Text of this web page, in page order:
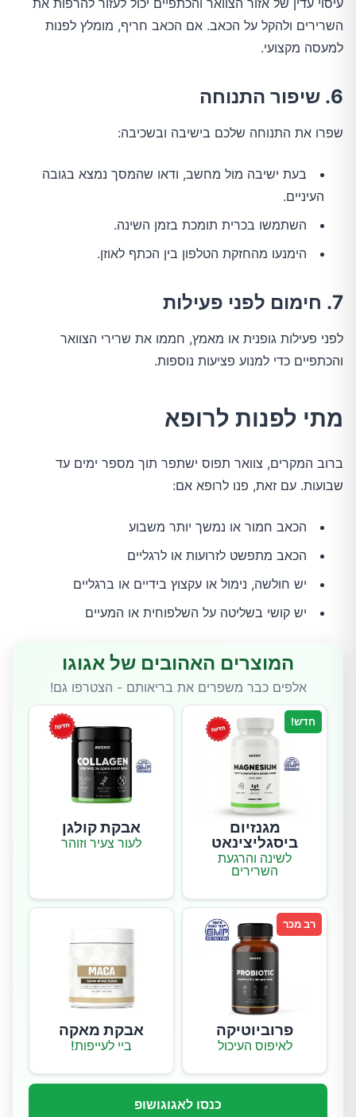
למעסה מקצועי.
6. שיפור התנוחה
שפרו את התנוחה שלכם בישיבה ובשכיבה:
בעת ישיבה מול מחשב, ודאו שהמסך נמצא בגובה
העיניים.
השתמשו בכרית תומכת בזמן השינה.
הימנעו מהחזקת הטלפון בין הכתף לאוזן.
7. חימום לפני פעילות
והכתפיים כדי למנוע פציעות נוספות.
מתי לפנות לרופא
שבועות. עם זאת, פנו לרופא אם:
הכאב חמור או נמשך יותר משבוע
הכאב מתפשט לזרועות או לרגליים
יש חולשה, נימול או עקצוץ בידיים או ברגליים
יש קושי בשליטה על השלפוחית או המעיים
המוצרים האהובים של אגוגו
אלפים כבר משפרים את בריאותם - הצטרפו גם!
חדש!
מגנזיום
ביסגליצינאט
לשינה והרגעת
השרירים
אבקת קולגן
לעור צעיר וזוהר
רב מכר
פרוביוטיקה
לאיפוס העיכול
אבקת מאקה
ביי לעייפות!
כנסו לאגוגושופ